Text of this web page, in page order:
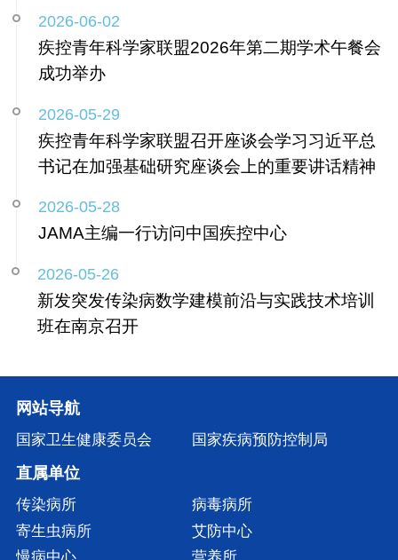
2026-06-02
疾控青年科学家联盟2026年第二期学术午餐会
成功举办
2026-05-29
疾控青年科学家联盟召开座谈会学习习近平总
书记在加强基础研究座谈会上的重要讲话精神
2026-05-28
JAMA主编一行访问中国疾控中心
2026-05-26
新发突发传染病数学建模前沿与实践技术培训
班在南京召开
网站导航
国家卫生健康委员会 国家疾病预防控制局
直属单位
传染病所
病毒病所
寄生虫病所
艾防中心